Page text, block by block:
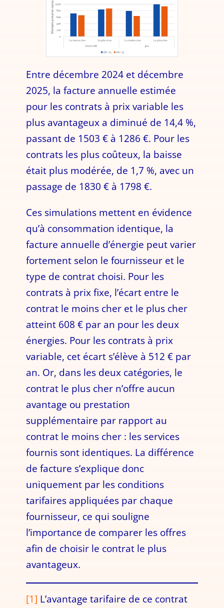
Entre décembre 2024 et décembre
2025, la facture annuelle estimée
pour les contrats à prix variable les
plus avantageux a diminué de 14,4 %,
passant de 1503 € à 1286 €. Pour les
contrats les plus coûteux, la baisse
était plus modérée, de 1,7 %, avec un
passage de 1830 € à 1798 €.
Ces simulations mettent en évidence
qu’à consommation identique, la
facture annuelle d’énergie peut varier
fortement selon le fournisseur et le
type de contrat choisi. Pour les
contrats à prix fixe, l’écart entre le
contrat le moins cher et le plus cher
atteint 608 € par an pour les deux
énergies. Pour les contrats à prix
variable, cet écart s’élève à 512 € par
an. Or, dans les deux catégories, le
contrat le plus cher n’offre aucun
avantage ou prestation
supplémentaire par rapport au
contrat le moins cher : les services
fournis sont identiques. La différence
de facture s’explique donc
uniquement par les conditions
tarifaires appliquées par chaque
fournisseur, ce qui souligne
l’importance de comparer les offres
afin de choisir le contrat le plus
avantageux.
[1] L’avantage tarifaire de ce contrat